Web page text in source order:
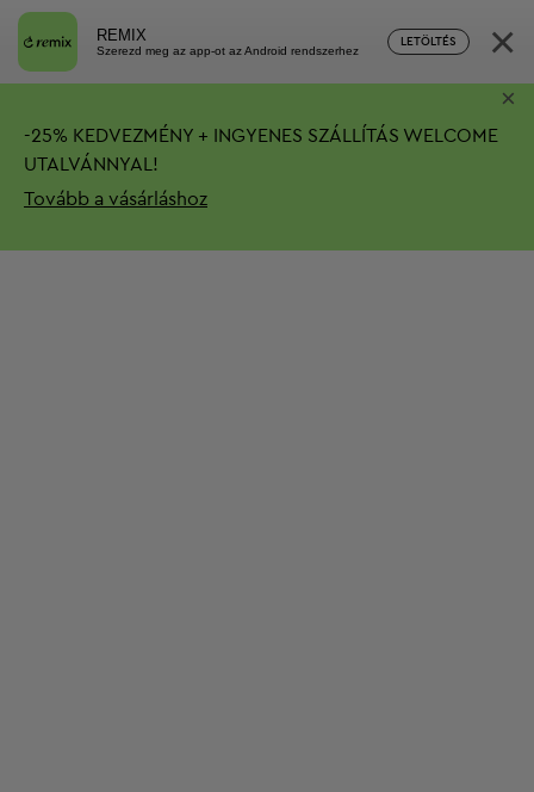
REMIX
Szerezd meg az app-ot az Android rendszerhez
LETÖLTÉS ×
-25% KEDVEZMÉNY + INGYENES SZÁLLÍTÁS WELCOME
UTALVÁNNYAL!
Tovább a vásárláshoz
×